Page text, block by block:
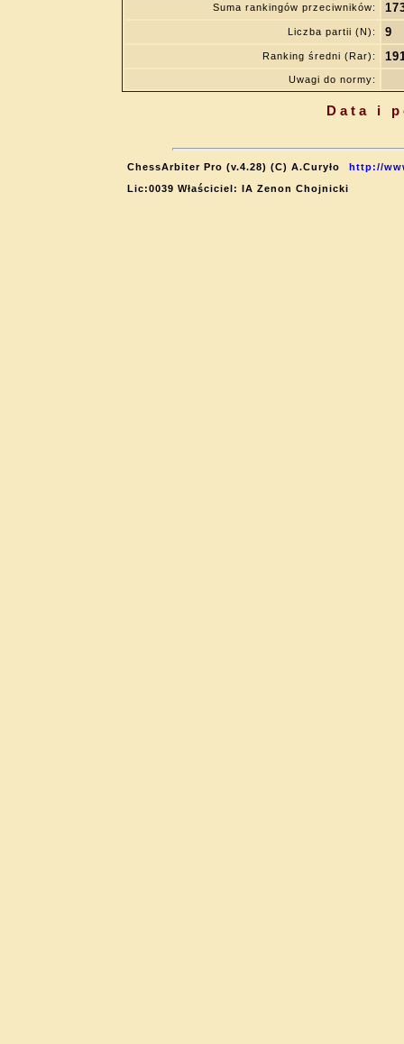
Suma rankingów przeciwników:
Liczba partii (N): 9
Ranking średni (Rar):
Uwagi do normy:
Data i
ChessArbiter Pro (v.4.28) (C) A.Curyło
http://
Lic:0039 Właściciel: IA Zenon Chojnicki